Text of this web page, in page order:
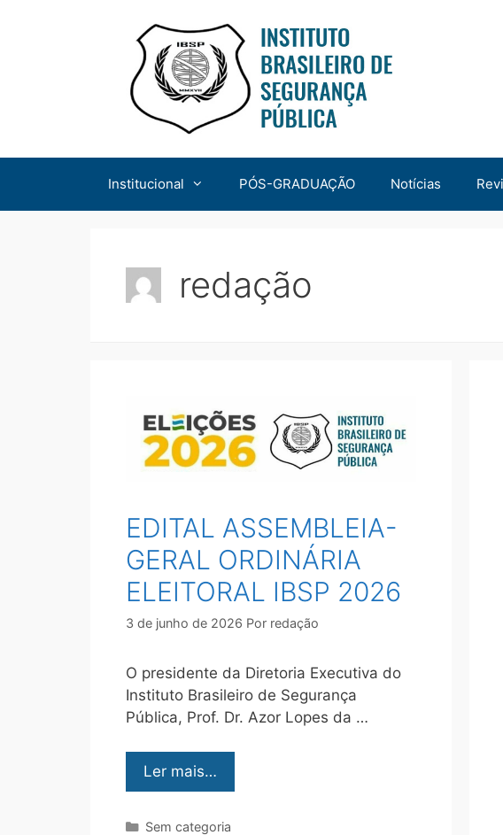
Institucional PÓS-GRADUAÇÃO Notícias
redação
EDITAL ASSEMBLEIA-
GERAL ORDINÁRIA
ELEITORAL IBSP 2026
3 de junho de 2026 Por redação
O presidente da Diretoria Executiva do
Instituto Brasileiro de Segurança
Pública, Prof. Dr. Azor Lopes da …
Ler mais…
Sem categoria